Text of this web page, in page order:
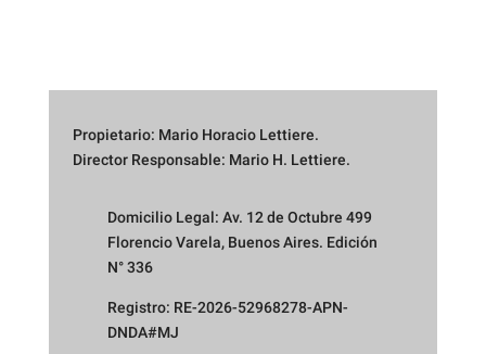
Propietario: Mario Horacio Lettiere.
Director Responsable: Mario H. Lettiere.
Domicilio Legal: Av. 12 de Octubre 499
Florencio Varela, Buenos Aires. Edición
N° 336
Registro: RE-2026-52968278-APN-
DNDA#MJ